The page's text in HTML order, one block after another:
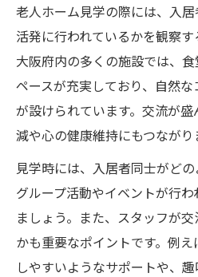
老人ホーム見学の際には、入
活発に行われているかを観察す
大阪府内の多くの施設では、
ペースが充実しており、自然
が設けられています。交流が
減や心の健康維持にもつながり
見学時には、入居者同士がどの
グループ活動やイベントが行
ましょう。また、スタッフが
かも重要なポイントです。例
しやすいようなサポートや、